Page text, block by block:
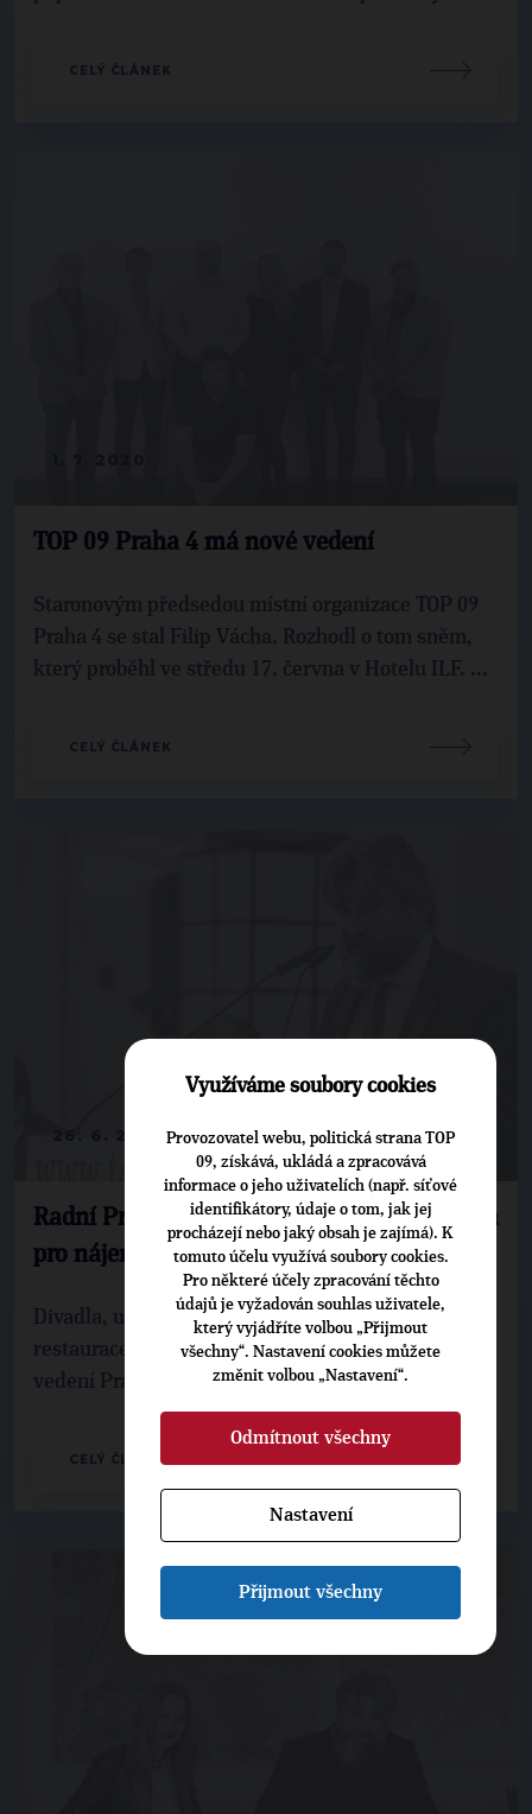
CELÝ ČLÁNEK
TOP 09 Praha 4 má nové vedení
Staronovým předsedou místní organizace TOP 09
Praha 4 se stal Filip Vácha. Rozhodl o tom sněm,
který proběhl ve středu 17. června v Hotelu ILF. ...
CELÝ ČLÁNEK
Radní Prahy 4 schválili slevy na nájemném
pro nájemce nebytových prostor
Divadla, umělecké i jazykové školy, kavárny,
restaurace a mnoho dalších podniků získalo od
vedení Prahy 4 slevy na nájemném. Tuto mož...
CELÝ ČLÁNEK
Využíváme soubory cookies
Provozovatel webu, politická strana TOP
09, získává, ukládá a zpracovává
informace o jeho uživatelích (např. síťové
identifikátory, údaje o tom, jak jej
procházejí nebo jaký obsah je zajímá). K
tomuto účelu využívá soubory cookies.
Pro některé účely zpracování těchto
údajů je vyžadován souhlas uživatele,
který vyjádříte volbou „Přijmout
všechny“. Nastavení cookies můžete
změnit volbou „Nastavení“.
Odmítnout všechny
Nastavení
Přijmout všechny